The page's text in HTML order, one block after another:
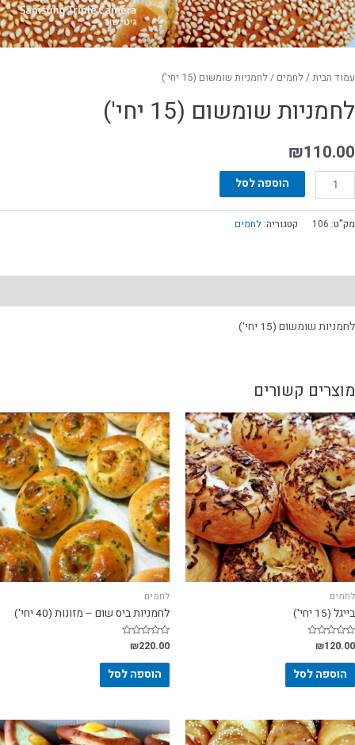
עמוד הבית/לחמים / לחמניות שומשום (15 יחי')
לחמניות שומשום (15 יחי')
₪110.00
הוספה לסל
מק"ט: 106 קטגוריה:לחמים
לחמניות שומשום (15 יחי')
מוצרים קשורים
לחמים
בייגל (15 יחי')
דורג
0
מתוך
₪120.00
הוספה לסל
לחמים
לחמניות ביס שום – מזונות (40 יחי')
דורג
0
מתוך
₪220.00
הוספה לסל